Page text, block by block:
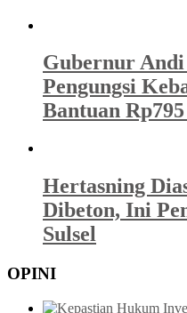
Gubernur
Pengungsi
Bantuan
Hertasning
Dibeton, Ini
Sulsel
OPINI